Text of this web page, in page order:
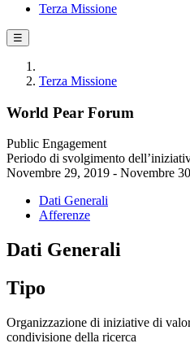
Terza Missione
☰
Terza Missione
World Pear Forum
Public Engagement
Periodo di svolgimento
Novembre 29, 2019 - Novembre
Dati Generali
Afferenze
Dati Generali
Tipo
Organizzazione di iniziative di
condivisione della ricerca